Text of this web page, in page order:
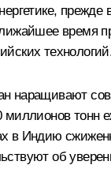
время
наращивают
тонн
в Индию
об